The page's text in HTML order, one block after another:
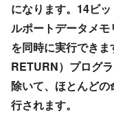
になります。14ビ
ルポートデータメ
を同時に実行できま
RETURN）プログ
除いて、ほとんど
行されます。